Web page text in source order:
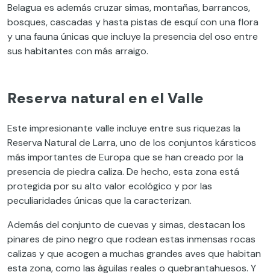
Belagua es además cruzar simas, montañas, barrancos,
bosques, cascadas y hasta pistas de esquí con una flora
y una fauna únicas que incluye la presencia del oso entre
sus habitantes con más arraigo.
Reserva natural en el Valle
Este impresionante valle incluye entre sus riquezas la
Reserva Natural de Larra, uno de los conjuntos kársticos
más importantes de Europa que se han creado por la
presencia de piedra caliza. De hecho, esta zona está
protegida por su alto valor ecológico y por las
peculiaridades únicas que la caracterizan.
Además del conjunto de cuevas y simas, destacan los
pinares de pino negro que rodean estas inmensas rocas
calizas y que acogen a muchas grandes aves que habitan
esta zona, como las águilas reales o quebrantahuesos. Y